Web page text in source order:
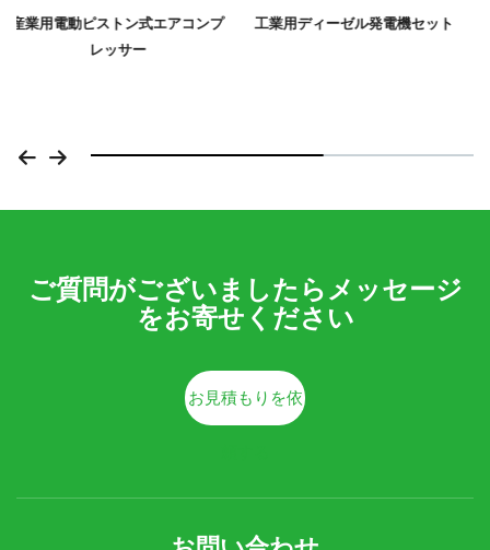
工業用ディーゼル発電機セット
防水・防食性ポリウレア原料化学
ご質問がございましたらメッセージ
をお寄せください
お見積もりを依